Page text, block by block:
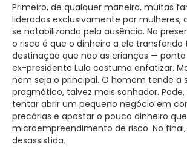
Primeiro, de qualquer maneira, muitas
lideradas exclusivamente por mulheres,
se notabilizando pela ausência. Na
o risco é que o dinheiro a ele
destinação que não as crianças —
ex-presidente Lula costuma enfatizar.
nem seja o principal. O homem tende a
pragmático, talvez mais sonhador.
tentar abrir um pequeno negócio em
precárias e apostar o pouco dinheiro
microempreendimento de risco. No
desassistida.